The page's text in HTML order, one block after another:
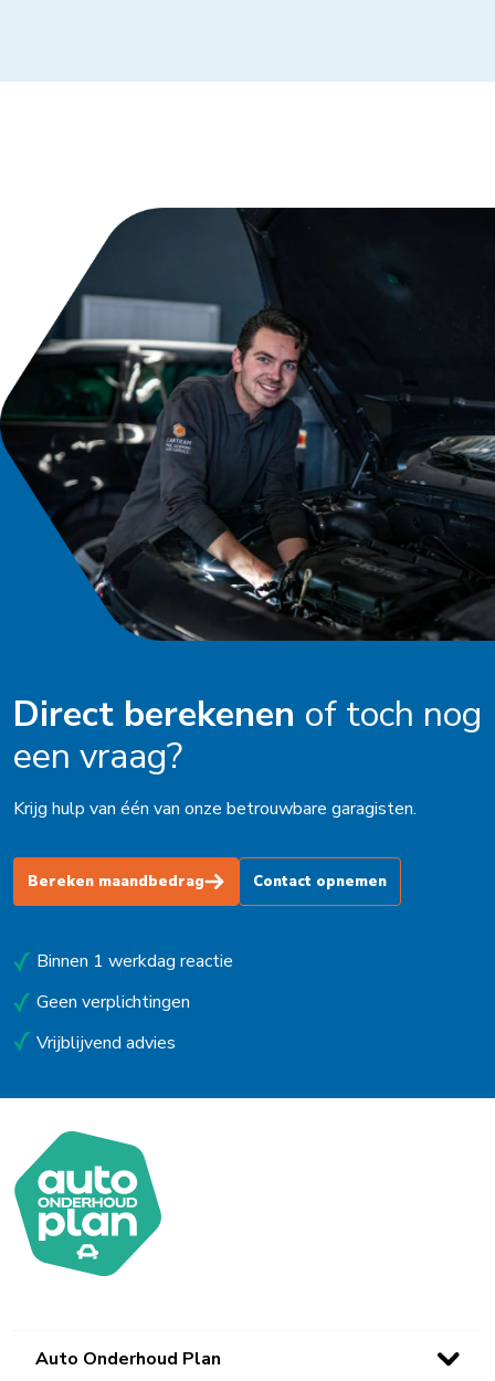
Noardburgum
Odijk
Odoorn
Oldenzaal
Ophemert
Peize
Purmerend
Schoorl
Soest
Stadskanaal
Steenbergen
Uitgeest
Uithoorn
Urk
Utrecht
Waalwijk
Waarland
Waddinxveen
Westerbork
Winsum (Gn)
Direct berekenen of toch nog
een vraag?
Krijg hulp van één van onze betrouwbare garagisten.
Bereken maandbedrag Contact opnemen
Binnen 1 werkdag reactie
Geen verplichtingen
Vrijblijvend advies
Auto Onderhoud Plan